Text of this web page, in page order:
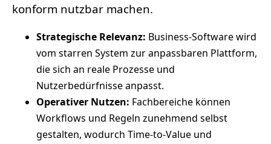
konform nutzbar machen.
Strategische Relevanz: Business-Software wird
vom starren System zur anpassbaren Plattform,
die sich an reale Prozesse und
Nutzerbedürfnisse anpasst.
Operativer Nutzen: Fachbereiche können
Workflows und Regeln zunehmend selbst
gestalten, wodurch Time-to-Value und